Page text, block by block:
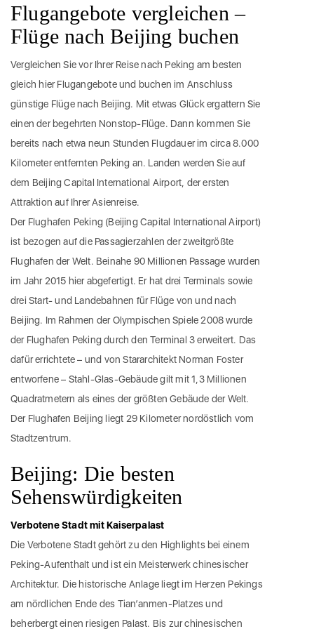
Flugangebote vergleichen –
Flüge nach Beijing buchen
Vergleichen Sie vor Ihrer Reise nach Peking am besten
gleich hier Flugangebote und buchen im Anschluss
günstige Flüge nach Beijing. Mit etwas Glück ergattern Sie
einen der begehrten Nonstop-Flüge. Dann kommen Sie
bereits nach etwa neun Stunden Flugdauer im circa 8.000
Kilometer entfernten Peking an. Landen werden Sie auf
dem Beijing Capital International Airport, der ersten
Attraktion auf Ihrer Asienreise.
Der Flughafen Peking (Beijing Capital International Airport)
ist bezogen auf die Passagierzahlen der zweitgrößte
Flughafen der Welt. Beinahe 90 Millionen Passage wurden
im Jahr 2015 hier abgefertigt. Er hat drei Terminals sowie
drei Start- und Landebahnen für Flüge von und nach
Beijing. Im Rahmen der Olympischen Spiele 2008 wurde
der Flughafen Peking durch den Terminal 3 erweitert. Das
dafür errichtete – und von Stararchitekt Norman Foster
entworfene – Stahl-Glas-Gebäude gilt mit 1,3 Millionen
Quadratmetern als eines der größten Gebäude der Welt.
Der Flughafen Beijing liegt 29 Kilometer nordöstlich vom
Stadtzentrum.
Beijing: Die besten
Sehenswürdigkeiten
Verbotene Stadt mit Kaiserpalast
Die Verbotene Stadt gehört zu den Highlights bei einem
Peking-Aufenthalt und ist ein Meisterwerk chinesischer
Architektur. Die historische Anlage liegt im Herzen Pekings
am nördlichen Ende des Tian’anmen-Platzes und
beherbergt einen riesigen Palast. Bis zur chinesischen